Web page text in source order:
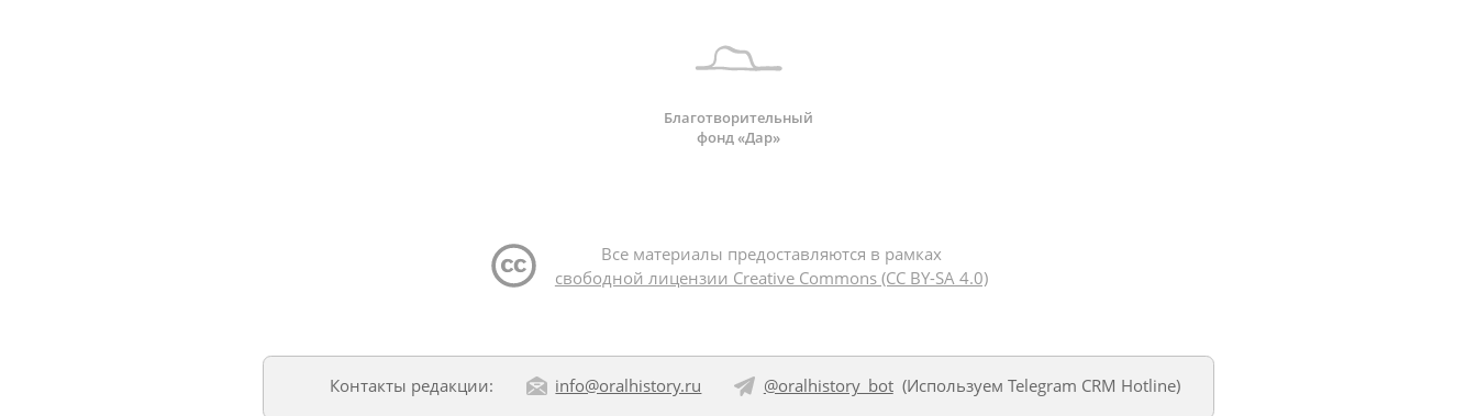
Благотворительный
фонд «Дар»
Все материалы предоставляются в рамках
свободной лицензии Creative Commons (CC BY-SA 4.0)
Контакты редакции: info@oralhistory.ru @oralhistory_bot(Используем Telegram CRM Hotline)